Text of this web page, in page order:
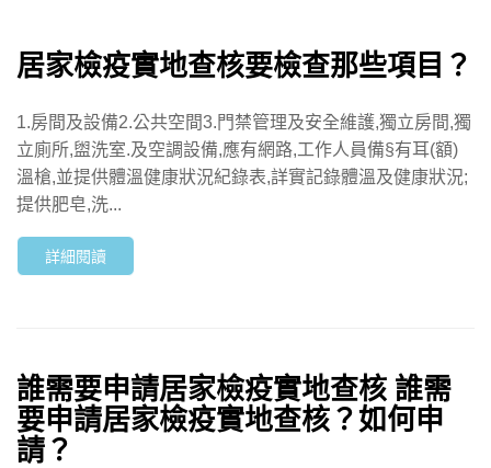
居家檢疫實地查核要檢查那些項目？
1.房間及設備2.公共空間3.門禁管理及安全維護,獨立房間,獨
立廁所,盥洗室.及空調設備,應有網路,工作人員備§有耳(額)
溫槍,並提供體溫健康狀況紀錄表,詳實記錄體溫及健康狀況;
提供肥皂,洗...
詳細閱讀
誰需要申請居家檢疫實地查核 誰需
要申請居家檢疫實地查核？如何申
請？